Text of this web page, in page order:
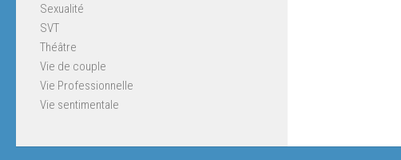
Sexualité
SVT
Théâtre
Vie de couple
Vie Professionnelle
Vie sentimentale